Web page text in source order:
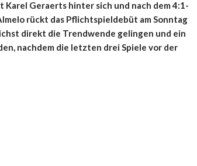
Karel Geraerts hinter sich und nach dem 4:1-
rückt das Pflichtspieldebüt am Sonntag
direkt die Trendwende gelingen und ein
nachdem die letzten drei Spiele vor der